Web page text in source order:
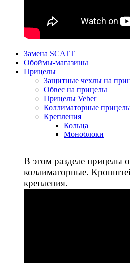
Замена SCATT
Обоймы-магазины
Прицелы
Защитные чехлы на
Обвес на прицелы
Прицелы Veber
Коллиматорные
Крепления
Кольца
Моноблоки
В этом разделе прицелы
коллиматорные.
крепления.